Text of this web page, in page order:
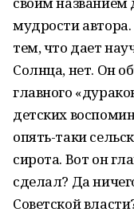
мудрости
тем, что дает
Солнца, нет. Он
главного
детских
опять-таки
сирота. Вот он
сделал? Да
Советской